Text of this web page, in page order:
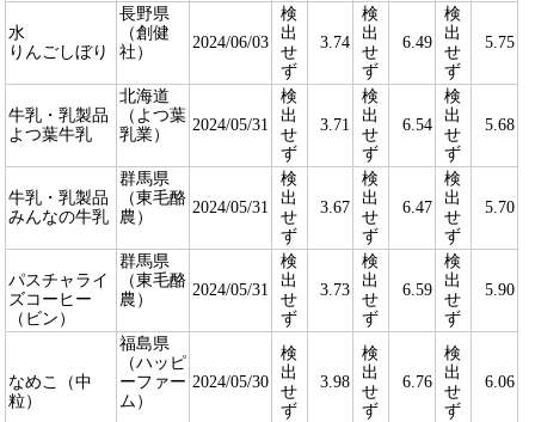
水
りんごしぼり
長野県
（創健
社）
2024/06/03
検
出
せ
ず
3.74
検
出
せ
ず
6.49
検
出
せ
ず
5.75
牛乳・乳製品
よつ葉牛乳
北海道
（よつ葉
乳業）
2024/05/31
検
出
せ
ず
3.71
検
出
せ
ず
6.54
検
出
せ
ず
5.68
牛乳・乳製品
みんなの牛乳
群馬県
（東毛酪
農）
2024/05/31
検
出
せ
ず
3.67
検
出
せ
ず
6.47
検
出
せ
ず
5.70
パスチャライ
ズコーヒー
（ビン）
群馬県
（東毛酪
農）
2024/05/31
検
出
せ
ず
3.73
検
出
せ
ず
6.59
検
出
せ
ず
5.90
なめこ（中
粒）
福島県
（ハッピ
ーファー
ム）
2024/05/30
検
出
せ
ず
3.98
検
出
せ
ず
6.76
検
出
せ
ず
6.06